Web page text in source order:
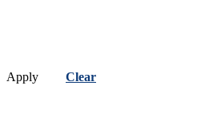
Apply Clear